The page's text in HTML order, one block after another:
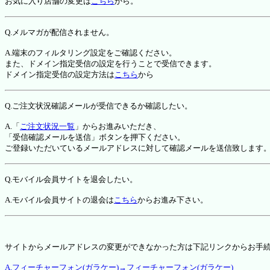
Q.メルマガが配信されません。
A.端末のフィルタリング設定をご確認ください。
また、ドメイン指定受信の設定を行うことで受信できます。
ドメイン指定受信の設定方法はこちらから
Q.ご注文状況確認メールが受信できるか確認したい。
A.「 ご注文状況一覧 」からお進みいただき、
「受信確認メールを送信」ボタンを押下ください。
ご登録いただいているメールアドレスに対して確認メールを送信致します。
Q.モバイル会員サイトを退会したい。
A.モバイル会員サイトの退会はこちらからお進み下さい。
サイトからメールアドレスの変更ができなかった方は下記リンクからお手
A.フィーチャーフォン(ガラケー)→フィーチャーフォン(ガラケー)